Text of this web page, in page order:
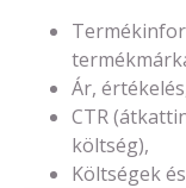
Ár,
CTR
költség),
Költségek